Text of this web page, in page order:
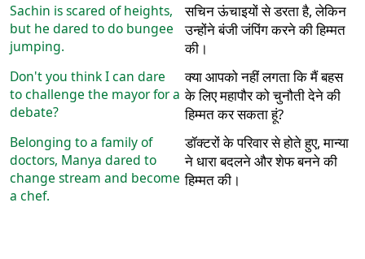
Sachin is scared of heights,
but he dared to do bungee
jumping.
सचिन ऊंचाइयों से डरता है, लेकिन
उन्होंने बंजी जंपिंग करने की हिम्मत
की।
Don't you think I can dare
to challenge the mayor for a
debate?
क्या आपको नहीं लगता कि मैं बहस
के लिए महापौर को चुनौती देने की
हिम्मत कर सकता हूं?
Belonging to a family of
doctors, Manya dared to
change stream and become
a chef.
डॉक्टरों के परिवार से होते हुए, मान्या
ने धारा बदलने और शेफ बनने की
हिम्मत की।